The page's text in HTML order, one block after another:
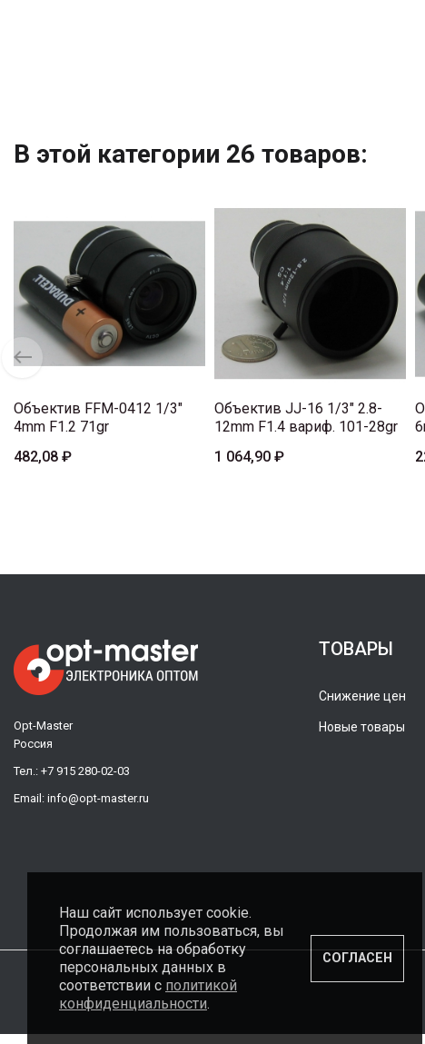
В этой категории 26 товаров:
Объектив FFM-0412 1/3"
4mm F1.2 71gr
482,08 ₽
Объектив JJ-16 1/3" 2.8-
12mm F1.4 вариф. 101-28gr
1 064,90 ₽
Opt-Master
Россия
Тел.: +7 915 280-02-03
Email: info@opt-master.ru
ТОВАРЫ
Снижение цен
Новые товары
Наш сайт использует cookie.
Продолжая им пользоваться, вы
соглашаетесь на обработку
персональных данных в
соответствии с политикой
конфиденциальности.
СОГЛАСЕН